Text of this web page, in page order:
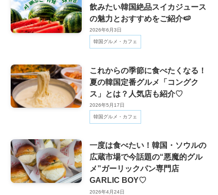
飲みたい韓国絶品スイカジュース
の魅力とおすすめをご紹介🍉
2026年6月3日
韓国グルメ・カフェ
これからの季節に食べたくなる！
夏の韓国定番グルメ「コングク
ス」とは？人気店も紹介♡
2026年5月17日
韓国グルメ・カフェ
一度は食べたい！韓国・ソウルの
広蔵市場で今話題の“悪魔的グル
メ”ガーリックパン専門店
GARLIC BOY♡
2026年4月24日